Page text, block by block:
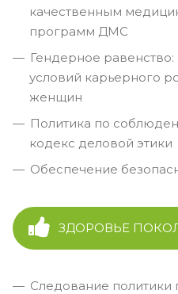
качественным
программ ДМС
Гендерное
условий карьерного
женщин
Политика по
кодекс деловой этики
Обеспечение
ЗДОРОВЬЕ
Следование политики